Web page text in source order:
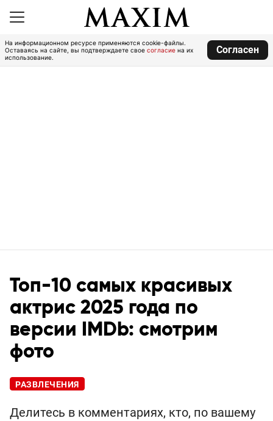
На информационном ресурсе применяются cookie-файлы.
Оставаясь на сайте, вы подтверждаете свое согласие на их
использование.
Согласен
Топ-10 самых красивых
актрис 2025 года по
версии IMDb: смотрим
фото
РАЗВЛЕЧЕНИЯ
Делитесь в комментариях, кто, по вашему